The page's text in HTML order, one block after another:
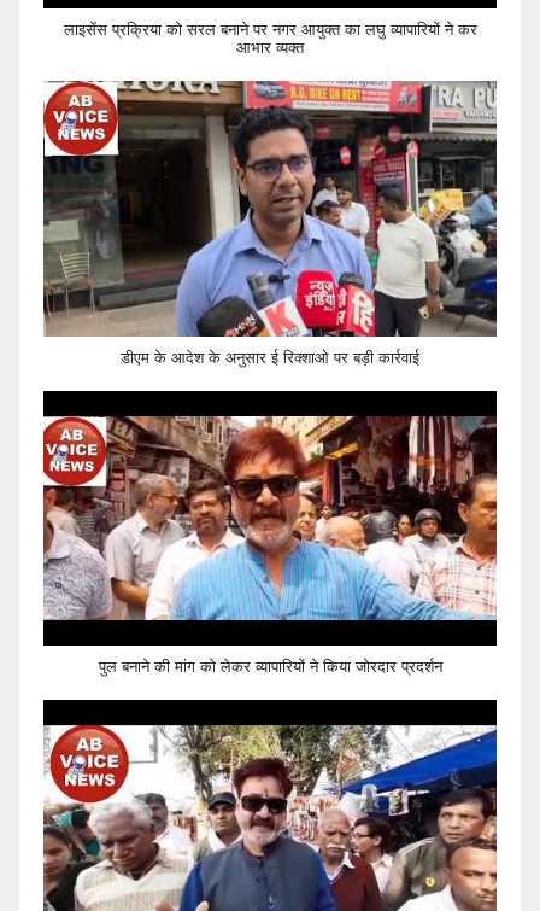
लाइसेंस प्रक्रिया को सरल बनाने पर नगर आयुक्त का लघु व्यापारियों ने कर
आभार व्यक्त
डीएम के आदेश के अनुसार ई रिक्शाओ पर बड़ी कार्रवाई
पुल बनाने की मांग को लेकर व्यापारियों ने किया जोरदार प्रदर्शन